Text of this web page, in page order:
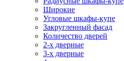
Широкие
Угловые шкафы-купе
Закругленный фасад
Количество дверей
2-х дверные
3-х дверные